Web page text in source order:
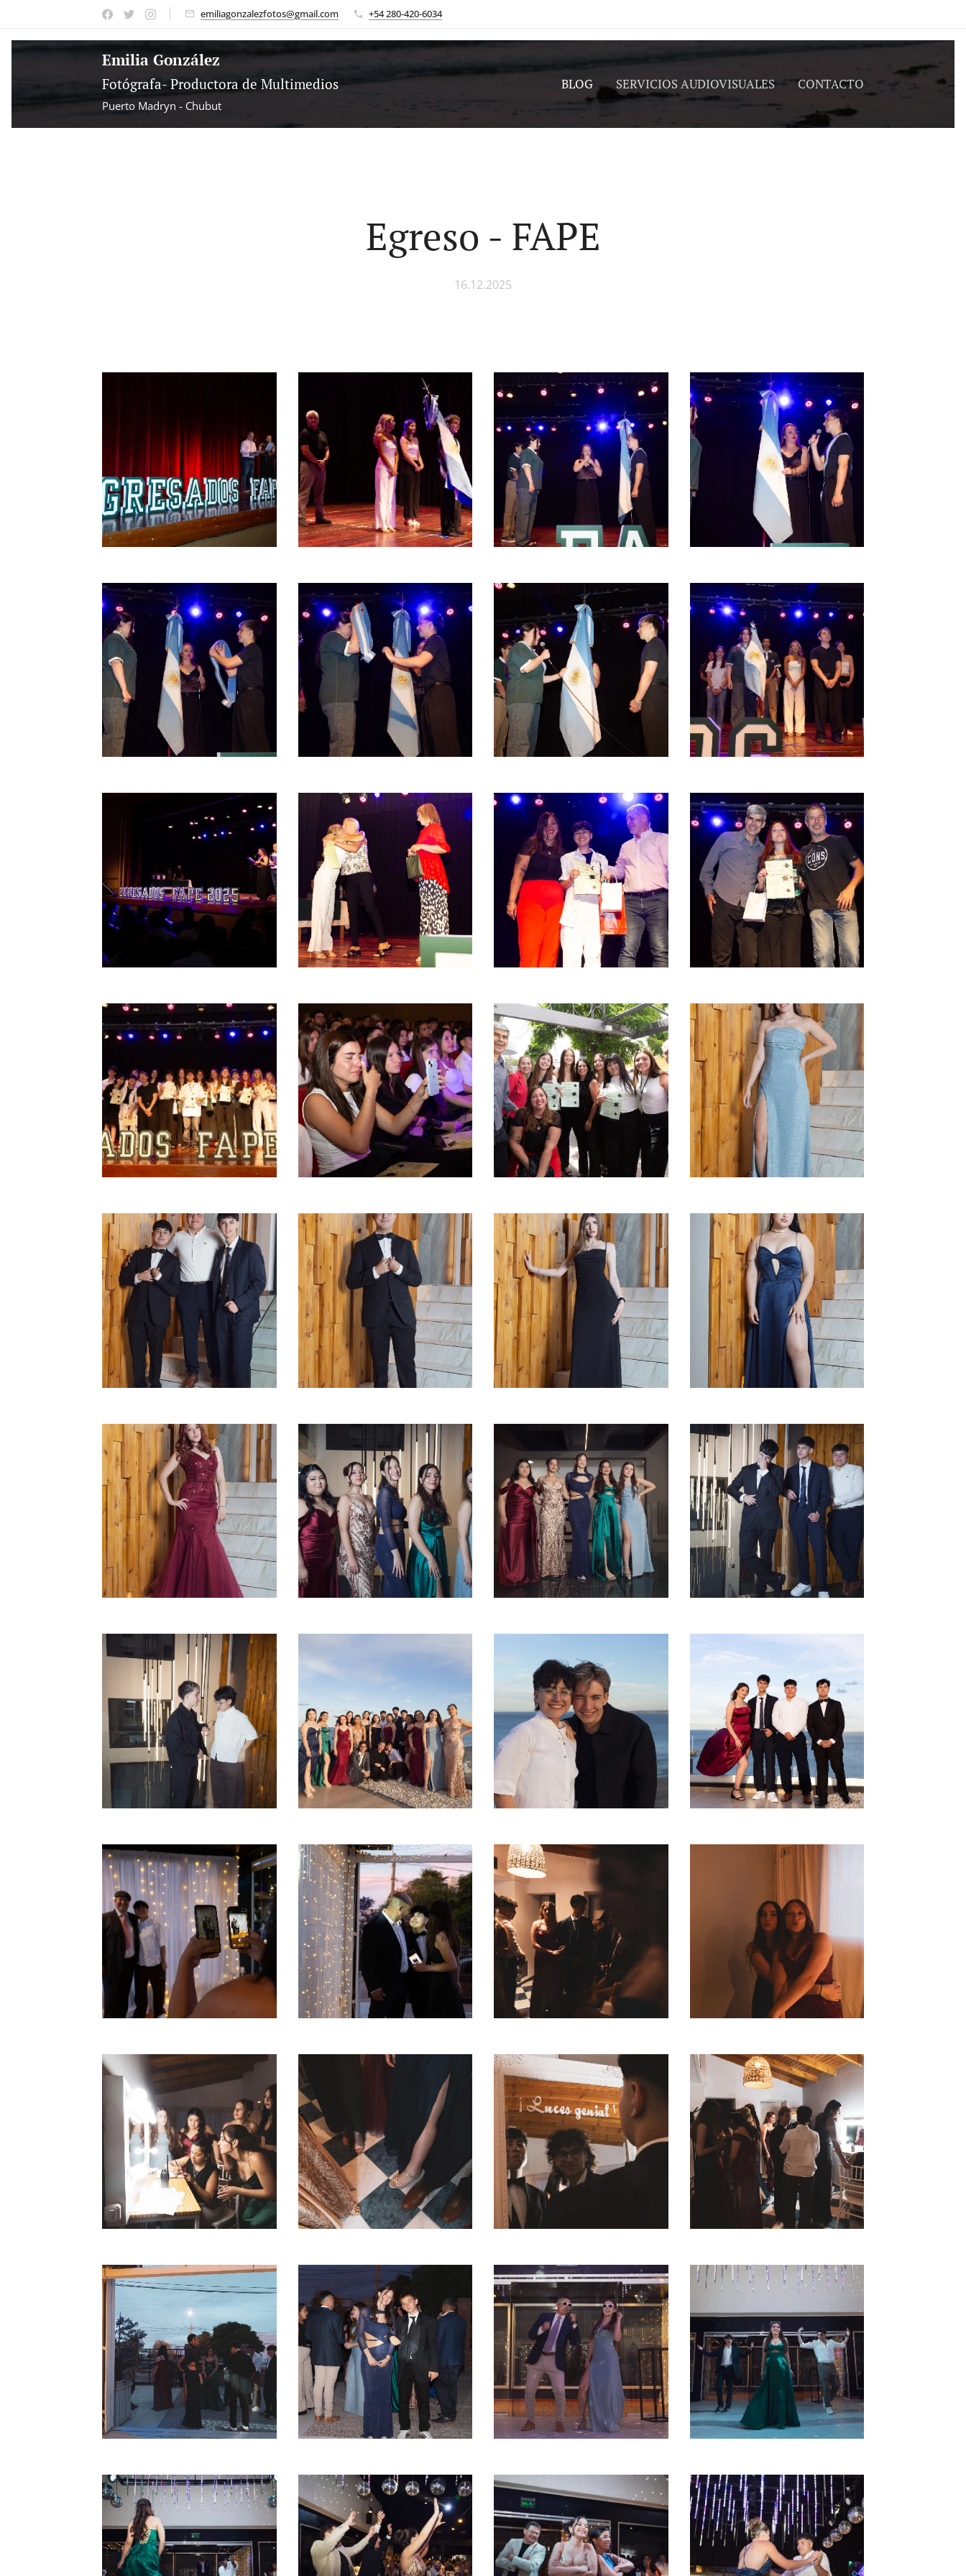
emiliagonzalezfotos@gmail.com +54 280-420-6034
Emilia González
Fotógrafa- Productora de Multimedios
Puerto Madryn - Chubut
BLOG SERVICIOS AUDIOVISUALES CONTACTO
Egreso - FAPE
16.12.2025